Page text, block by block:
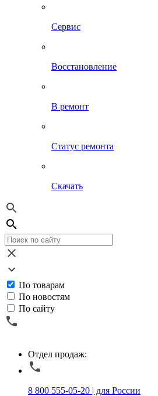
Сервис
Восстановление
В ремонт
Статус ремонта
Скачать
По товарам
По новостям
По сайту
Отдел продаж:
8 800 555-05-20 | для России